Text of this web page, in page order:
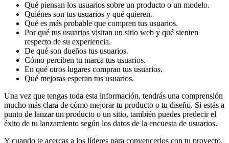
Qué piensan los usuarios sobre un producto o un modelo.
Quiénes son tus usuarios y qué quieren.
Qué es más probable que compren tus usuarios.
Por qué tus usuarios visitan un sitio web y qué sienten
respecto de su experiencia.
De qué son dueños tus usuarios.
Cómo perciben tu marca tus usuarios.
En qué otros lugares compran tus usuarios.
Qué mejoras esperan tus usuarios.
Una vez que tengas toda esta información, tendrás una comprensión
mucho más clara de cómo mejorar tu producto o tu diseño. Si estás a
punto de lanzar un producto o un sitio, también puedes predecir el
éxito de tu lanzamiento según los datos de la encuesta de usuarios.
Y cuando te acercas a los líderes para convencerlos con tu proyecto,